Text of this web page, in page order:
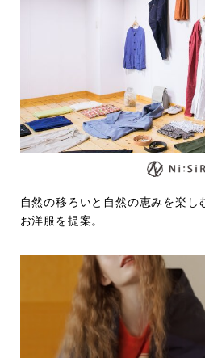
自然の移ろいと自然の恵みを楽し
お洋服を提案。